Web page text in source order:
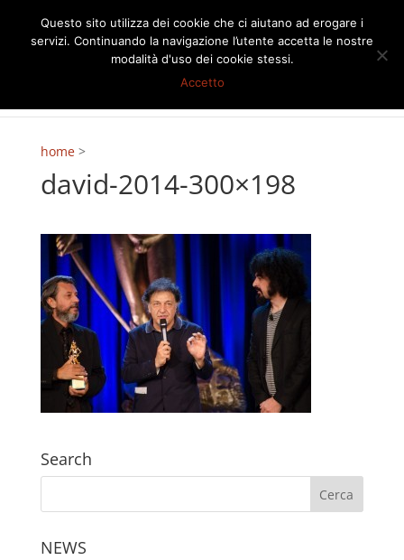
home>
david-2014-300×198
Search
NEWS
Questo sito utilizza dei cookie che ci aiutano ad erogare i
servizi. Continuando la navigazione l’utente accetta le nostre
modalità d'uso dei cookie stessi.
Accetto